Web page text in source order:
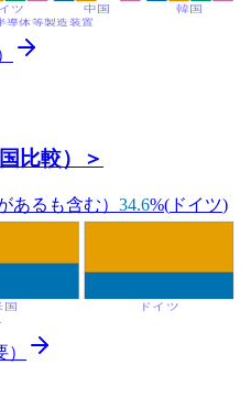
ツ 中国 韓国
導体等製造装置
比較）＞
あるも含む） 34.6%( ドイツ)
国 ドイツ